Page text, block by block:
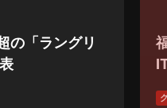
の「ラングリ